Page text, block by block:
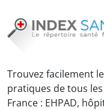
Trouvez facilement
pratiques de tous
France : EHPAD,